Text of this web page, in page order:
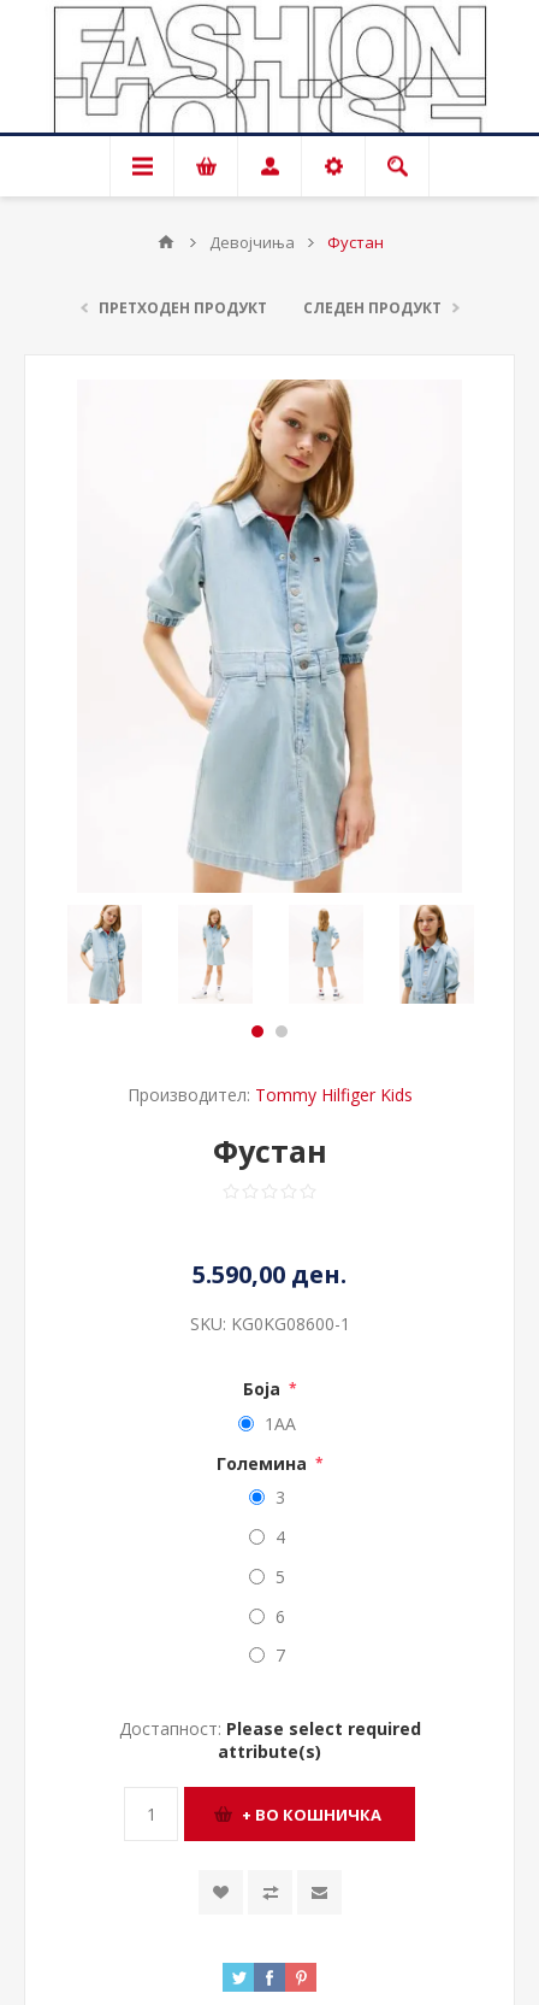
Девојчиња Фустан
ПРЕТХОДЕН ПРОДУКТ СЛЕДЕН ПРОДУКТ
Производител: Tommy Hilfiger Kids
Фустан
5.590,00 ден.
SKU: KG0KG08600-1
Боја *
1AA
Големина *
3
4
5
6
7
Достапност: Please select required
attribute(s)